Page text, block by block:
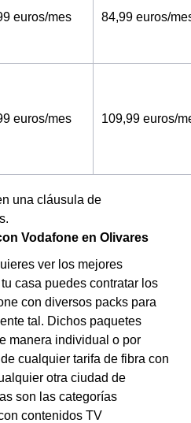
euros/mes 84,99 euros/
euros/mes 109,99 euros/
una cláusula de
Vodafone en Olivares
ver los mejores
casa puedes contratar los
con diversos packs para
tal. Dichos paquetes
manera individual o por
cualquier tarifa de fibra con
otra ciudad de
son las categorías
contenidos TV